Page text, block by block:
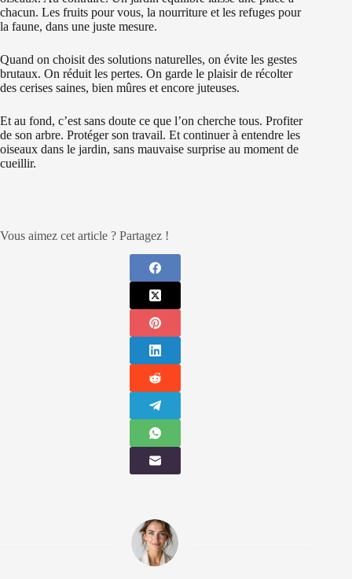
chacun. Les fruits pour vous, la nourriture et les refuges pour
la faune, dans une juste mesure.
Quand on choisit des solutions naturelles, on évite les gestes
brutaux. On réduit les pertes. On garde le plaisir de récolter
des cerises saines, bien mûres et encore juteuses.
Et au fond, c’est sans doute ce que l’on cherche tous. Profiter
de son arbre. Protéger son travail. Et continuer à entendre les
oiseaux dans le jardin, sans mauvaise surprise au moment de
cueillir.
Vous aimez cet article ? Partagez !